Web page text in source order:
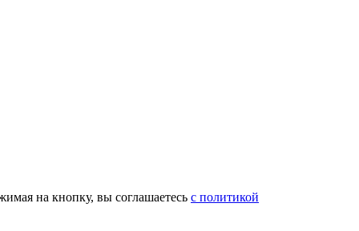
на кнопку, вы соглашаетесь с политикой